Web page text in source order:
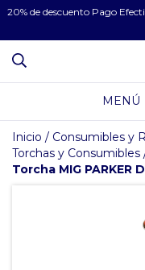
20% de descuento Pago
MENÚ
Inicio / Consumibles y
Torchas y Consumibles
Torcha MIG PARKER